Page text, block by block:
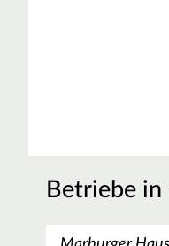
Betriebe in